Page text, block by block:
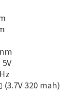
(3.7V 320 mah)